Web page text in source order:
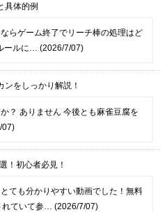
具体的例
らゲーム終了でリーチ棒の処理はど
ールに… (2026/7/07)
をしっかり解説！
？ ありません 今後とも麻雀豆腐を
07)
！初心者必見！
ても分かりやすい動画でした！無料
れていて参… (2026/7/07)